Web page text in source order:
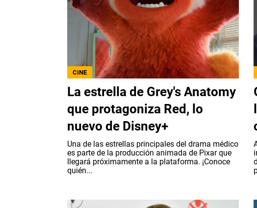
CINE
La estrella de Grey's Anatomy
que protagoniza Red, lo
nuevo de Disney+
Una de las estrellas principales del drama médico
es parte de la producción animada de Pixar que
llegará próximamente a la plataforma. ¡Conoce
quién...